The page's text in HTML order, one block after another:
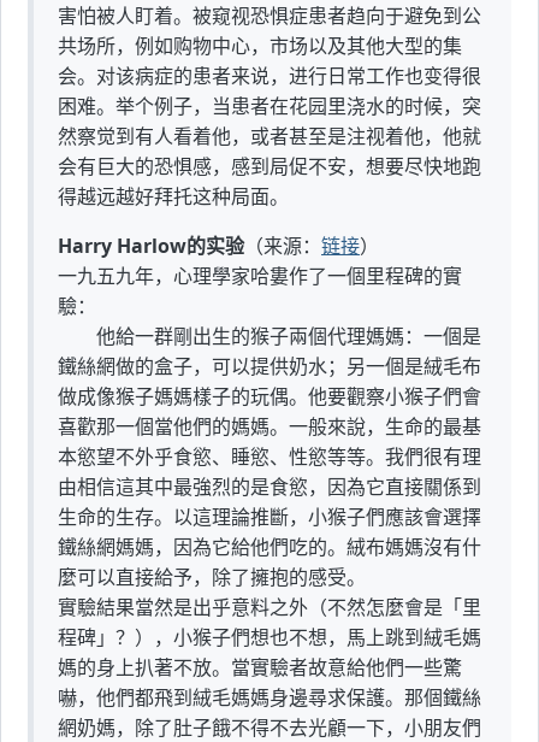
害怕被人盯着。被窥视恐惧症患者趋向于避免到公
共场所，例如购物中心，市场以及其他大型的集
会。对该病症的患者来说，进行日常工作也变得很
困难。举个例子，当患者在花园里浇水的时候，突
然察觉到有人看着他，或者甚至是注视着他，他就
会有巨大的恐惧感，感到局促不安，想要尽快地跑
得越远越好拜托这种局面。
Harry Harlow的实验（来源： 链接）
一九五九年，心理學家哈婁作了一個里程碑的實
驗：
他給一群剛出生的猴子兩個代理媽媽：一個是
鐵絲網做的盒子，可以提供奶水；另一個是絨毛布
做成像猴子媽媽樣子的玩偶。他要觀察小猴子們會
喜歡那一個當他們的媽媽。一般來說，生命的最基
本慾望不外乎食慾、睡慾、性慾等等。我們很有理
由相信這其中最強烈的是食慾，因為它直接關係到
生命的生存。以這理論推斷，小猴子們應該會選擇
鐵絲網媽媽，因為它給他們吃的。絨布媽媽沒有什
麼可以直接給予，除了擁抱的感受。
實驗結果當然是出乎意料之外（不然怎麼會是「里
程碑」？），小猴子們想也不想，馬上跳到絨毛媽
媽的身上扒著不放。當實驗者故意給他們一些驚
嚇，他們都飛到絨毛媽媽身邊尋求保護。那個鐵絲
網奶媽，除了肚子餓不得不去光顧一下，小朋友們